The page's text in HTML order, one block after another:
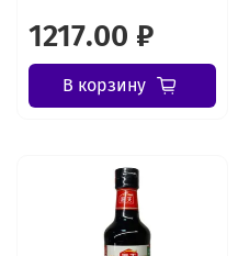
1217.00 ₽
В корзину